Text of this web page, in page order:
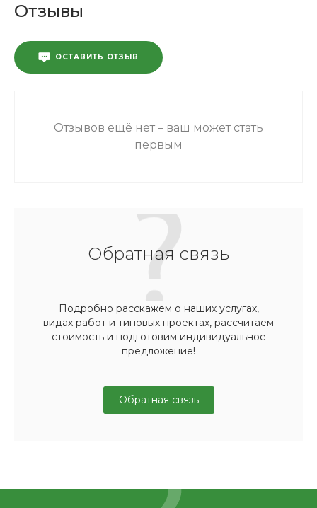
Отзывы
ОСТАВИТЬ ОТЗЫВ
Отзывов ещё нет – ваш может стать
первым
Обратная связь
Подробно расскажем о наших услугах,
видах работ и типовых проектах, рассчитаем
стоимость и подготовим индивидуальное
предложение!
Обратная связь